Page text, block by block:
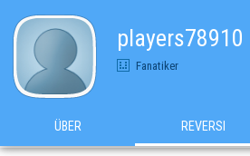
players78910
Fanatiker
ÜBER REVERSI